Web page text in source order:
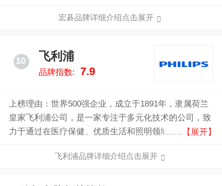
宏碁品牌详细介绍点击展开
10 飞利浦
品牌指数: 7.9
上榜理由：世界500强企业，成立于1891年，隶属荷兰
皇家飞利浦公司，是一家专注于多元化技术的公司，致
力于通过在医疗保健、优质生活和照明领域的有意义创
护理与家庭医疗保健、节能照明解决方案与新型照明应
【展开】
飞利浦品牌详细介绍点击展开